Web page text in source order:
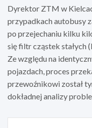
Dyrektor ZTM w
przypadkach autobusy
po przejechaniu kilku
się filtr cząstek stałych
Ze względu na
pojazdach, proces
przewoźnikowi został
dokładnej analizy